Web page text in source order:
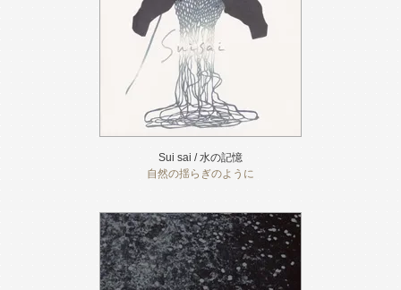
Sui sai / 水の記憶
自然の揺らぎのように